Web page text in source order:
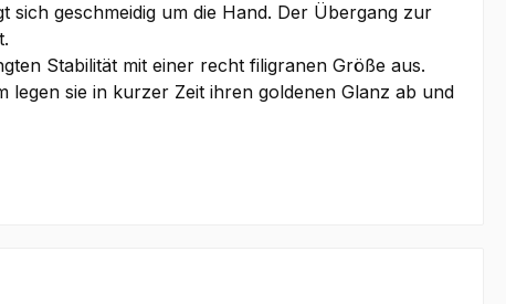
sich geschmeidig um die Hand. Der Übergang zur
Stabilität mit einer recht filigranen Größe aus.
sie in kurzer Zeit ihren goldenen Glanz ab und